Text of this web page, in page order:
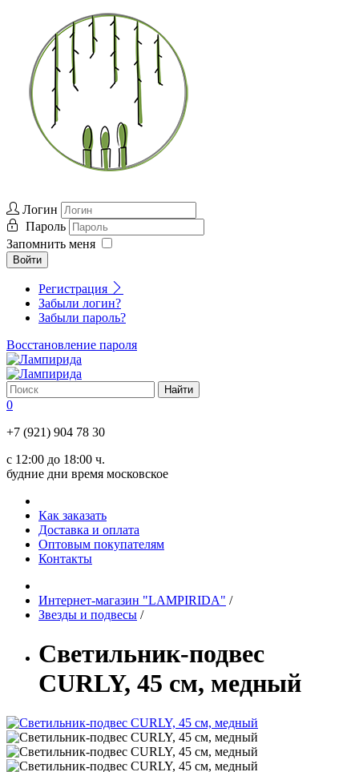
Логин
Пароль
Запомнить меня
Войти
Регистрация
Забыли логин?
Забыли пароль?
Восстановление пароля
0
+7 (921) 904 78 30
с 12:00 до 18:00 ч.
будние дни время московское
Как заказать
Доставка и оплата
Оптовым покупателям
Контакты
Интернет-магазин "LAMPIRIDA" /
Звезды и подвесы /
Светильник-подвес
CURLY, 45 см, медный